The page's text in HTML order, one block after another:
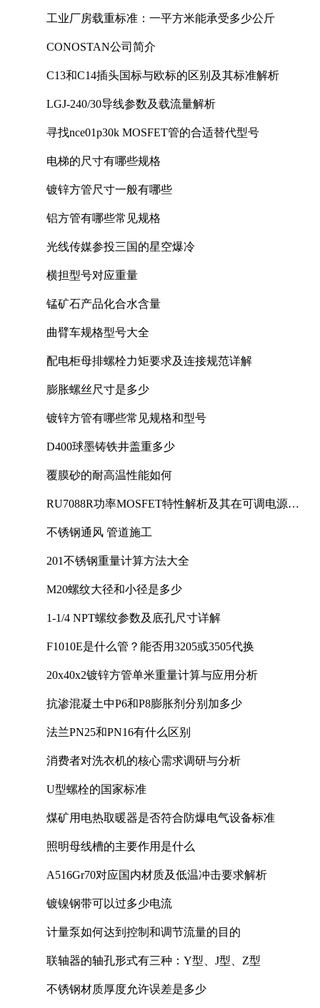
工业厂房载重标准：一平方米能承受多少公斤
CONOSTAN公司简介
C13和C14插头国标与欧标的区别及其标准解析
LGJ-240/30导线参数及载流量解析
寻找nce01p30k MOSFET管的合适替代型号
电梯的尺寸有哪些规格
镀锌方管尺寸一般有哪些
铝方管有哪些常见规格
光线传媒参投三国的星空爆冷
横担型号对应重量
锰矿石产品化合水含量
曲臂车规格型号大全
配电柜母排螺栓力矩要求及连接规范详解
膨胀螺丝尺寸是多少
镀锌方管有哪些常见规格和型号
D400球墨铸铁井盖重多少
覆膜砂的耐高温性能如何
RU7088R功率MOSFET特性解析及其在可调电源设
不锈钢通风 管道施工
201不锈钢重量计算方法大全
M20螺纹大径和小径是多少
1-1/4 NPT螺纹参数及底孔尺寸详解
F1010E是什么管？能否用3205或3505代换
20x40x2镀锌方管单米重量计算与应用分析
抗渗混凝土中P6和P8膨胀剂分别加多少
法兰PN25和PN16有什么区别
消费者对洗衣机的核心需求调研与分析
U型螺栓的国家标准
煤矿用电热取暖器是否符合防爆电气设备标准
照明母线槽的主要作用是什么
A516Gr70对应国内材质及低温冲击要求解析
镀镍钢带可以过多少电流
计量泵如何达到控制和调节流量的目的
联轴器的轴孔形式有三种：Y型、J型、Z型
不锈钢材质厚度允许误差是多少